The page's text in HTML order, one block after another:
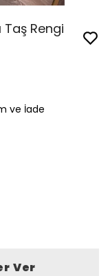
Taş Rengi
ve İade
Ver